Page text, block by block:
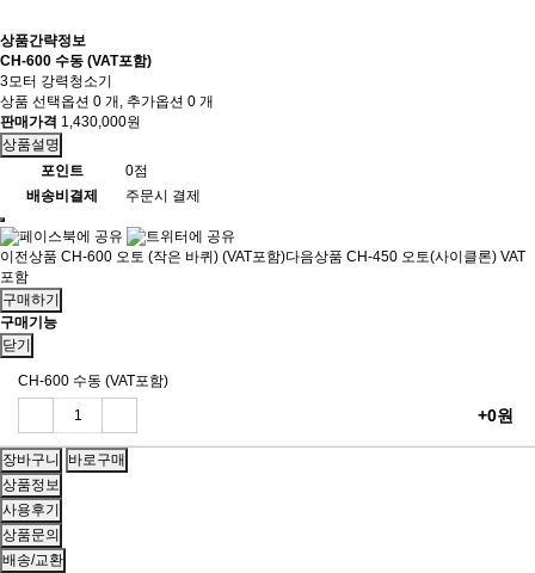
상품간략정보
CH-600 수동 (VAT포함)
3모터 강력청소기
상품 선택옵션 0 개, 추가옵션 0 개
판매가격 1,430,000원
상품설명
포인트
0점
배송비결제
주문시 결제
이전상품 CH-600 오토 (작은 바퀴) (VAT포함)다음상품 CH-450 오토(사이클론) VAT
포함
구매하기
구매기능
닫기
CH-600 수동 (VAT포함)
+0원
상품정보
사용후기
상품문의
배송/교환